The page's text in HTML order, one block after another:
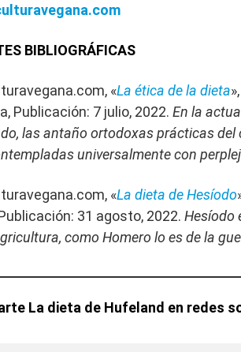
BIBLIOGRÁFICAS
«La ética de la dieta
Publicación: 7 julio, 2022. En la
las antaño ortodoxas prácticas
universalmente con
«La dieta de Hesíodo
31 agosto, 2022. Hesíodo
como Homero lo es de la
La dieta de Hufeland en redes